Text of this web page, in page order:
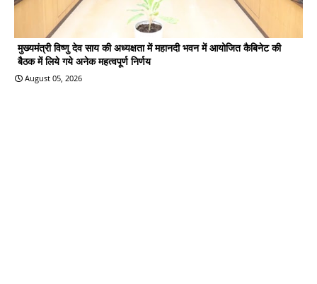
मुख्यमंत्री विष्णु देव साय की अध्यक्षता में महानदी भवन में आयोजित कैबिनेट की
बैठक में लिये गये अनेक महत्वपूर्ण निर्णय
August 05, 2026